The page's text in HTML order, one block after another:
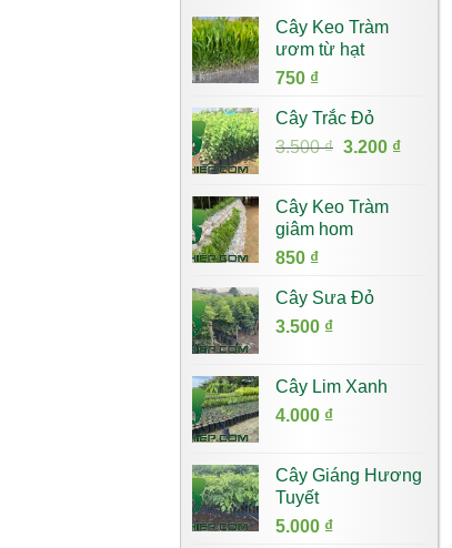
Cây Keo Tràm
ươm từ hạt
750 ₫
Cây Trắc Đỏ
3.500₫ Giá
3.500 ₫.
3.200 ₫Giá
Cây Keo Tràm
giâm hom
850 ₫
Cây Sưa Đỏ
3.500 ₫
Cây Lim Xanh
4.000 ₫
Cây Giáng Hương
Tuyết
5.000 ₫